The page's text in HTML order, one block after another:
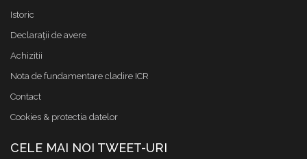
Istoric
Declaraţii de avere
Achizitii
Nota de fundamentare cladire ICR
Contact
Cookies & protectia datelor
CELE MAI NOI TWEET-URI